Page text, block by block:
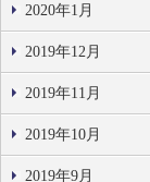
2020年1月
2019年12月
2019年11月
2019年10月
2019年9月